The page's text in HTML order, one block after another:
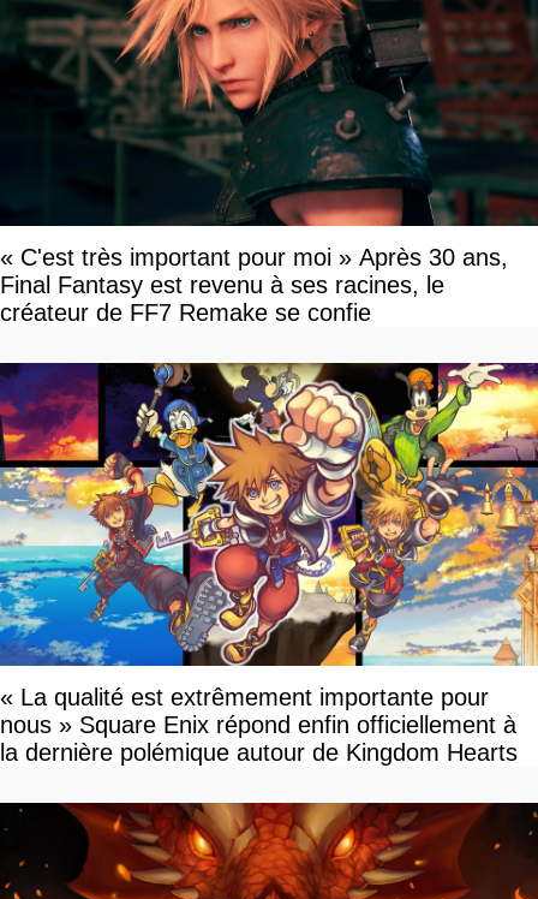
« C'est très important pour moi » Après 30 ans,
Final Fantasy est revenu à ses racines, le
créateur de FF7 Remake se confie
« La qualité est extrêmement importante pour
nous » Square Enix répond enfin officiellement à
la dernière polémique autour de Kingdom Hearts